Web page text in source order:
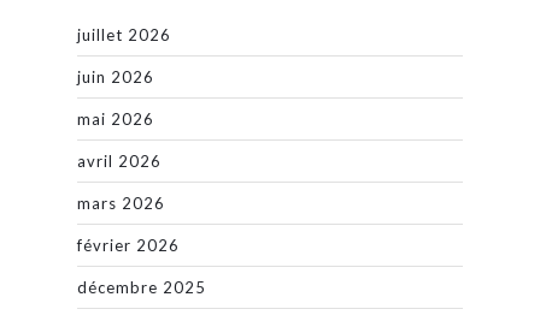
juillet 2026
juin 2026
mai 2026
avril 2026
mars 2026
février 2026
décembre 2025